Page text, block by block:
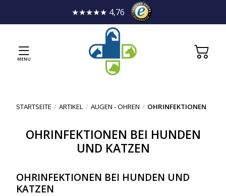
★★★★★ 4,76
MENU
STARTSEITE / ARTIKEL / AUGEN - OHREN / OHRINFEKTIONEN
OHRINFEKTIONEN BEI HUNDEN
UND KATZEN
OHRINFEKTIONEN BEI HUNDEN UND
KATZEN